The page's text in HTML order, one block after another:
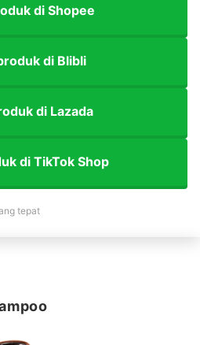
di Shopee
di Blibli
di Lazada
di TikTok Shop
tepat